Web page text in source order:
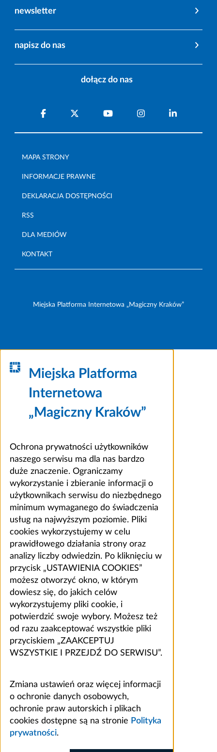
newsletter
napisz do nas
dołącz do nas
MAPA STRONY
INFORMACJE PRAWNE
DEKLARACJA DOSTĘPNOŚCI
RSS
DLA MEDIÓW
KONTAKT
Miejska Platforma Internetowa „Magiczny Kraków”
Miejska Platforma
Internetowa
„Magiczny Kraków”
Ochrona prywatności użytkowników
naszego serwisu ma dla nas bardzo
duże znaczenie. Ograniczamy
wykorzystanie i zbieranie informacji o
użytkownikach serwisu do niezbędnego
minimum wymaganego do świadczenia
usług na najwyższym poziomie. Pliki
cookies wykorzystujemy w celu
prawidłowego działania strony oraz
analizy liczby odwiedzin. Po kliknięciu w
przycisk „USTAWIENIA COOKIES”
możesz otworzyć okno, w którym
dowiesz się, do jakich celów
wykorzystujemy pliki cookie, i
potwierdzić swoje wybory. Możesz też
od razu zaakceptować wszystkie pliki
przyciskiem „ZAAKCEPTUJ
WSZYSTKIE I PRZEJDŹ DO SERWISU”.
Zmiana ustawień oraz więcej informacji
o ochronie danych osobowych,
ochronie praw autorskich i plikach
cookies dostępne są na stronie Polityka
prywatności.